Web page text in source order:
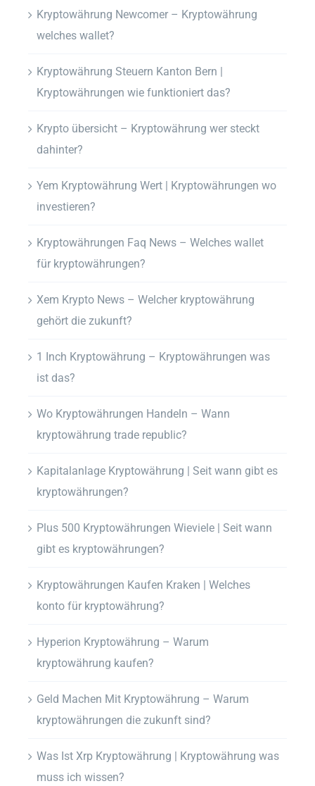
Kryptowährung Newcomer – Kryptowährung
welches wallet?
Kryptowährung Steuern Kanton Bern |
Kryptowährungen wie funktioniert das?
Krypto übersicht – Kryptowährung wer steckt
dahinter?
Yem Kryptowährung Wert | Kryptowährungen wo
investieren?
Kryptowährungen Faq News – Welches wallet
für kryptowährungen?
Xem Krypto News – Welcher kryptowährung
gehört die zukunft?
1 Inch Kryptowährung – Kryptowährungen was
ist das?
Wo Kryptowährungen Handeln – Wann
kryptowährung trade republic?
Kapitalanlage Kryptowährung | Seit wann gibt es
kryptowährungen?
Plus 500 Kryptowährungen Wieviele | Seit wann
gibt es kryptowährungen?
Kryptowährungen Kaufen Kraken | Welches
konto für kryptowährung?
Hyperion Kryptowährung – Warum
kryptowährung kaufen?
Geld Machen Mit Kryptowährung – Warum
kryptowährungen die zukunft sind?
Was Ist Xrp Kryptowährung | Kryptowährung was
muss ich wissen?